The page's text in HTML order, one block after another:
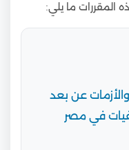
ما يلي:
عن بعد
في مصر